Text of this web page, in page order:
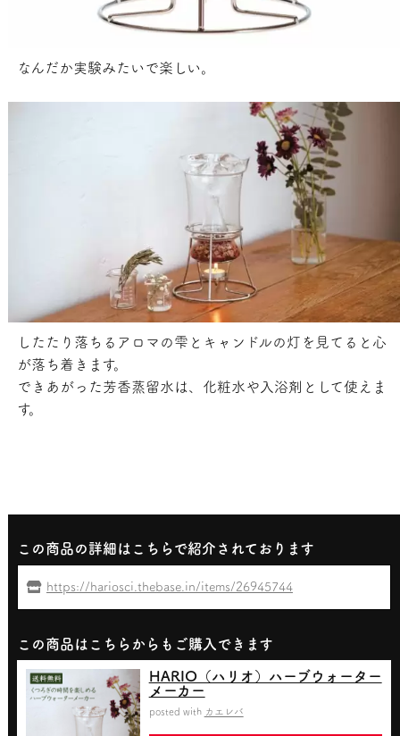
なんだか実験みたいで楽しい。
したたり落ちるアロマの雫とキャンドルの灯を見てると心
が落ち着きます。
できあがった芳香蒸留水は、化粧水や入浴剤として使えま
す。
この商品の詳細はこちらで紹介されております
https://hariosci.thebase.in/items/26945744
この商品はこちらからもご購入できます
HARIO（ハリオ）ハーブウォーター
メーカー
posted with カエレバ